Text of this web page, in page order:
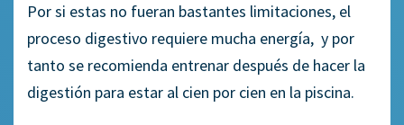
Por si estas no fueran bastantes limitaciones, el
proceso digestivo requiere mucha energía, y por
tanto se recomienda entrenar después de hacer la
digestión para estar al cien por cien en la piscina.